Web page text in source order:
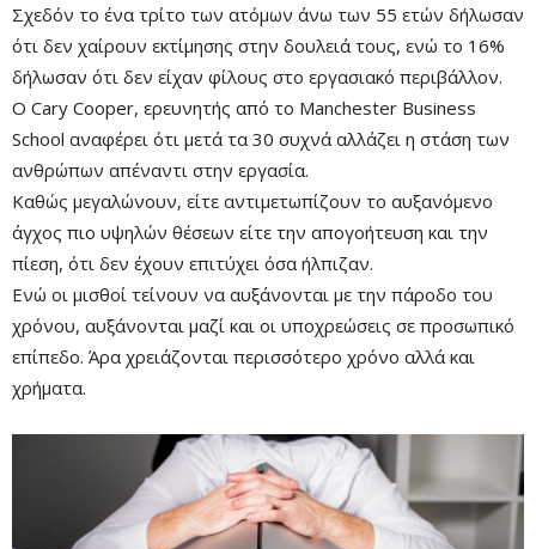
Σχεδόν το ένα τρίτο των ατόμων άνω των 55 ετών δήλωσαν
ότι δεν χαίρουν εκτίμησης στην δουλειά τους, ενώ το 16%
δήλωσαν ότι δεν είχαν φίλους στο εργασιακό περιβάλλον.
Ο Cary Cooper, ερευνητής από το Manchester Business
School αναφέρει ότι μετά τα 30 συχνά αλλάζει η στάση των
ανθρώπων απέναντι στην εργασία.
Καθώς μεγαλώνουν, είτε αντιμετωπίζουν το αυξανόμενο
άγχος πιο υψηλών θέσεων είτε την απογοήτευση και την
πίεση, ότι δεν έχουν επιτύχει όσα ήλπιζαν.
Ενώ οι μισθοί τείνουν να αυξάνονται με την πάροδο του
χρόνου, αυξάνονται μαζί και οι υποχρεώσεις σε προσωπικό
επίπεδο. Άρα χρειάζονται περισσότερο χρόνο αλλά και
χρήματα.